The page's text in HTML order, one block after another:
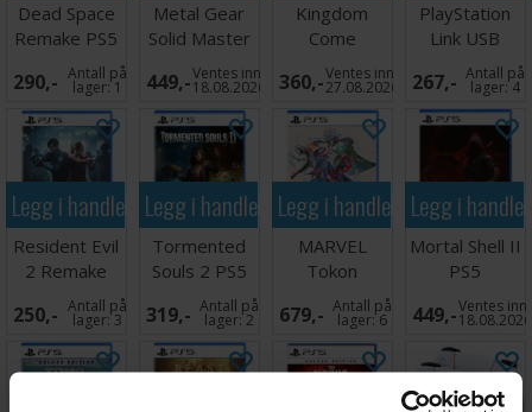
Dead Space
Remake PS5
290,- Antall på
lager:1
Metal Gear
Solid Master
Coll V1 PS5
449,-Ventes inn
18.08.2026
Kingdom
Come
Deliverance II
PS5
360,-Ventes inn
27.08.2026
PlayStation
Link USB
Adapter
PS5/PC
267,- Antall på
lager:4
Legg i handlekurven
Resident Evil
2 Remake
PS5
250,- Antall på
lager:3
Legg i handlekurven
Tormented
Souls 2 PS5
319,- Antall på
lager:2
Legg i handlekurven
MARVEL
Tokon
Fighting Souls
PS5
679,- Antall på
lager:6
Legg i
Mortal Shell II
PS5
449,-Ventes inn
18.08.2026